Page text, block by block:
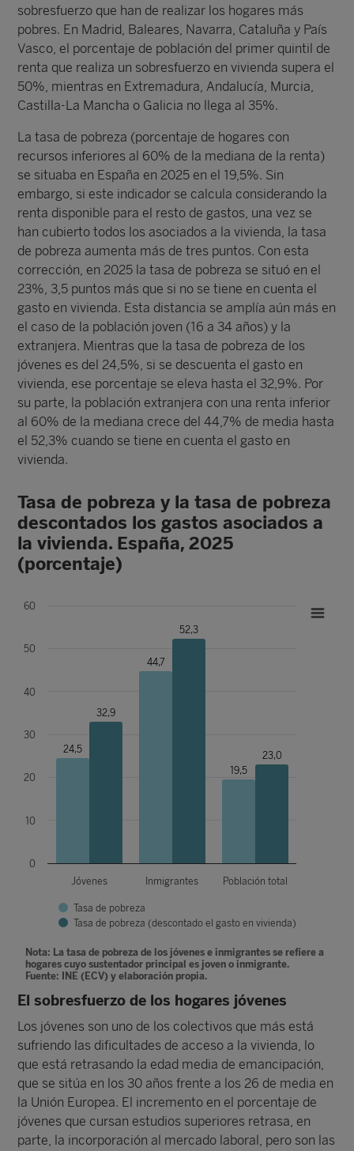
sobresfuerzo que han de realizar los hogares más
pobres. En Madrid, Baleares, Navarra, Cataluña y País
Vasco, el porcentaje de población del primer quintil de
renta que realiza un sobresfuerzo en vivienda supera el
50%, mientras en Extremadura, Andalucía, Murcia,
Castilla-La Mancha o Galicia no llega al 35%.
La tasa de pobreza (porcentaje de hogares con
recursos inferiores al 60% de la mediana de la renta)
se situaba en España en 2025 en el 19,5%. Sin
embargo, si este indicador se calcula considerando la
renta disponible para el resto de gastos, una vez se
han cubierto todos los asociados a la vivienda, la tasa
de pobreza aumenta más de tres puntos. Con esta
corrección, en 2025 la tasa de pobreza se situó en el
23%, 3,5 puntos más que si no se tiene en cuenta el
gasto en vivienda. Esta distancia se amplía aún más en
el caso de la población joven (16 a 34 años) y la
extranjera. Mientras que la tasa de pobreza de los
jóvenes es del 24,5%, si se descuenta el gasto en
vivienda, ese porcentaje se eleva hasta el 32,9%. Por
su parte, la población extranjera con una renta inferior
al 60% de la mediana crece del 44,7% de media hasta
el 52,3% cuando se tiene en cuenta el gasto en
vivienda.
Tasa de pobreza y la tasa de pobreza
descontados los gastos asociados a
la vivienda. España, 2025
(porcentaje)
Nota: La tasa de pobreza de los jóvenes e inmigrantes se refiere a
hogares cuyo sustentador principal es joven o inmigrante.
Fuente: INE (ECV) y elaboración propia.
24,5
44,7
19,5
32,9
52,3
23,0
Tasa de pobreza
Tasa de pobreza (descontado el gasto en vivienda)
Jóvenes Inmigrantes Población total
0
10
20
30
40
50
60
El sobresfuerzo de los hogares jóvenes
Los jóvenes son uno de los colectivos que más está
sufriendo las dificultades de acceso a la vivienda, lo
que está retrasando la edad media de emancipación,
que se sitúa en los 30 años frente a los 26 de media en
la Unión Europea. El incremento en el porcentaje de
jóvenes que cursan estudios superiores retrasa, en
parte, la incorporación al mercado laboral, pero son las